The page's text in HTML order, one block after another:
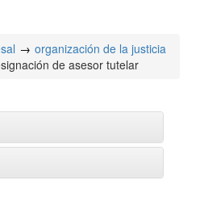
organización de la justicia
de asesor tutelar